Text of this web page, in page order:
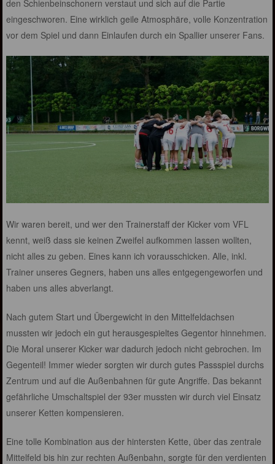
den Schienbeinschonern verstaut und sich auf die Partie
eingeschworen. Eine wirklich geile Atmosphäre, volle Konzentration
vor dem Spiel und dann Einlaufen durch ein Spallier unserer Fans.
Wir waren bereit, und wer den Trainerstaff der Kicker vom VFL
kennt, weiß dass sie keinen Zweifel aufkommen lassen wollten,
nicht alles zu geben. Eines kann ich vorausschicken. Alle, inkl.
Trainer unseres Gegners, haben uns alles entgegengeworfen und
haben uns alles abverlangt.
Nach gutem Start und Übergewicht in den Mittelfeldachsen
mussten wir jedoch ein gut herausgespieltes Gegentor hinnehmen.
Die Moral unserer Kicker war dadurch jedoch nicht gebrochen. Im
Gegenteil! Immer wieder sorgten wir durch gutes Passspiel durchs
Zentrum und auf die Außenbahnen für gute Angriffe. Das bekannt
gefährliche Umschaltspiel der 93er mussten wir durch viel Einsatz
unserer Ketten kompensieren.
Eine tolle Kombination aus der hintersten Kette, über das zentrale
Mittelfeld bis hin zur rechten Außenbahn, sorgte für den verdienten